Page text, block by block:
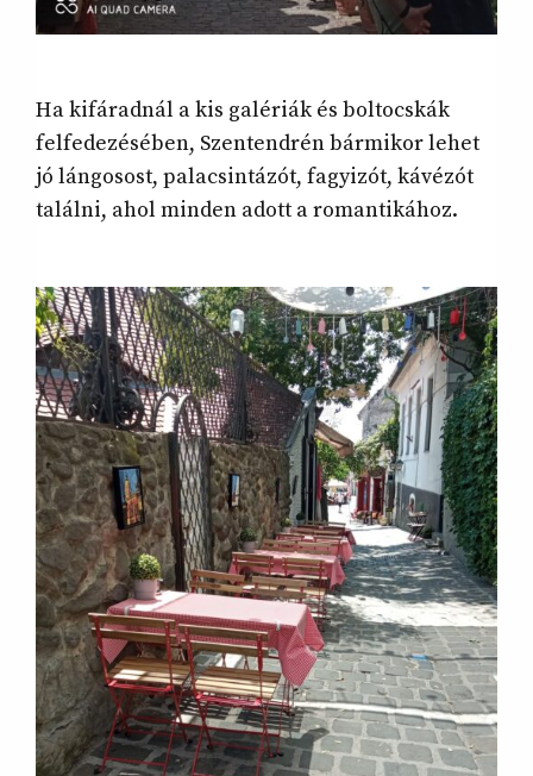
Ha kifáradnál a kis galériák és boltocskák
felfedezésében, Szentendrén bármikor lehet
jó lángosost, palacsintázót, fagyizót, kávézót
találni, ahol minden adott a romantikához.